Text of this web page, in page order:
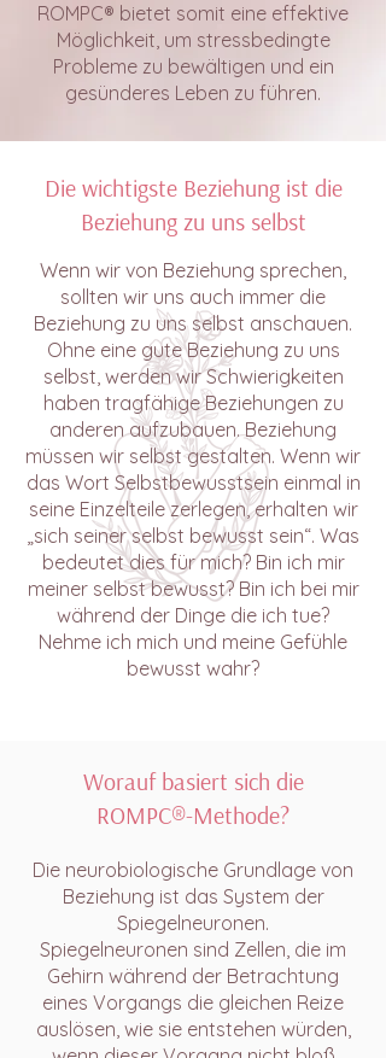
ROMPC® bietet somit eine effektive
Möglichkeit, um stressbedingte
Probleme zu bewältigen und ein
gesünderes Leben zu führen.
Die wichtigste Beziehung ist die
Beziehung zu uns selbst
Wenn wir von Beziehung sprechen,
sollten wir uns auch immer die
Beziehung zu uns selbst anschauen.
Ohne eine gute Beziehung zu uns
selbst, werden wir Schwierigkeiten
haben tragfähige Beziehungen zu
anderen aufzubauen. Beziehung
müssen wir selbst gestalten. Wenn wir
das Wort Selbstbewusstsein einmal in
seine Einzelteile zerlegen, erhalten wir
„sich seiner selbst bewusst sein“. Was
bedeutet dies für mich? Bin ich mir
meiner selbst bewusst? Bin ich bei mir
während der Dinge die ich tue?
Nehme ich mich und meine Gefühle
bewusst wahr?
Worauf basiert sich die
ROMPC®-Methode?
Die neurobiologische Grundlage von
Beziehung ist das System der
Spiegelneuronen.
Spiegelneuronen sind Zellen, die im
Gehirn während der Betrachtung
eines Vorgangs die gleichen Reize
auslösen, wie sie entstehen würden,